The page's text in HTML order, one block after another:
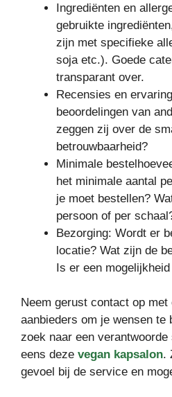
Ingrediënten en
gebruikte
zijn met specifieke
soja etc.). Goede
transparant over.
Recensies en
beoordelingen van
zeggen zij over de
betrouwbaarheid?
Minimale
het minimale aantal
je moet bestellen?
persoon of per
Bezorging: Wordt er
locatie? Wat zijn de
Is er een
Neem gerust contact op met
aanbieders om je wensen te
zoek naar een
eens deze vegan kapsalon.
gevoel bij de service en